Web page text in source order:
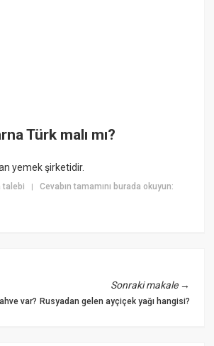
Türk malı mı?
yemek şirketidir.
talebi |Cevabın tamamını burada okuyun:
var?
Sonraki makale→
Rusyadan gelen ayçiçek yağı hangisi?